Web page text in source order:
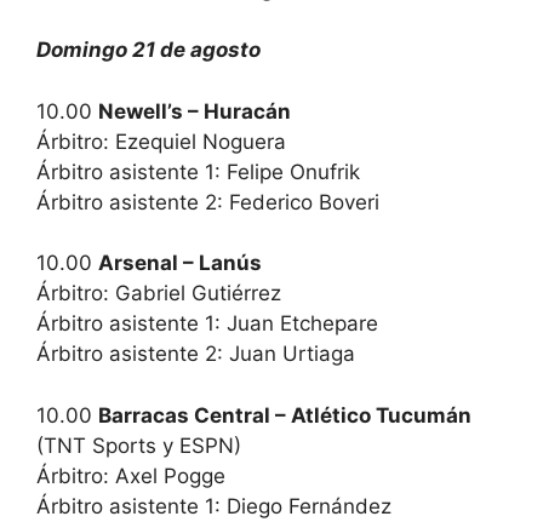
Domingo 21 de agosto
10.00 Newell’s – Huracán
Árbitro: Ezequiel Noguera
Árbitro asistente 1: Felipe Onufrik
Árbitro asistente 2: Federico Boveri
10.00 Arsenal – Lanús
Árbitro: Gabriel Gutiérrez
Árbitro asistente 1: Juan Etchepare
Árbitro asistente 2: Juan Urtiaga
10.00 Barracas Central – Atlético Tucumán
(TNT Sports y ESPN)
Árbitro: Axel Pogge
Árbitro asistente 1: Diego Fernández